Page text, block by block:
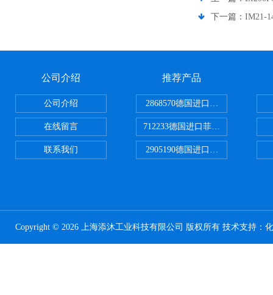
下一篇： IM21-
公司介绍
公司介绍
在线留言
联系我们
推荐产品
2868570德国进口菲尼克斯电源
712233德国进口菲尼克斯断路器
2905190德国进口菲尼克斯继电器
Copyright © 2026 上海添沐工业科技有限公司 版权所有 技术支持：